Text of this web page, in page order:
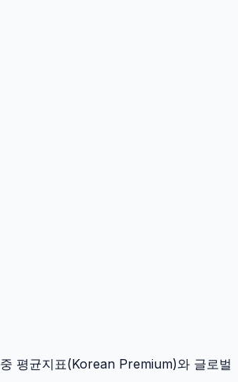
평균지표(Korean Premium)와 글로벌